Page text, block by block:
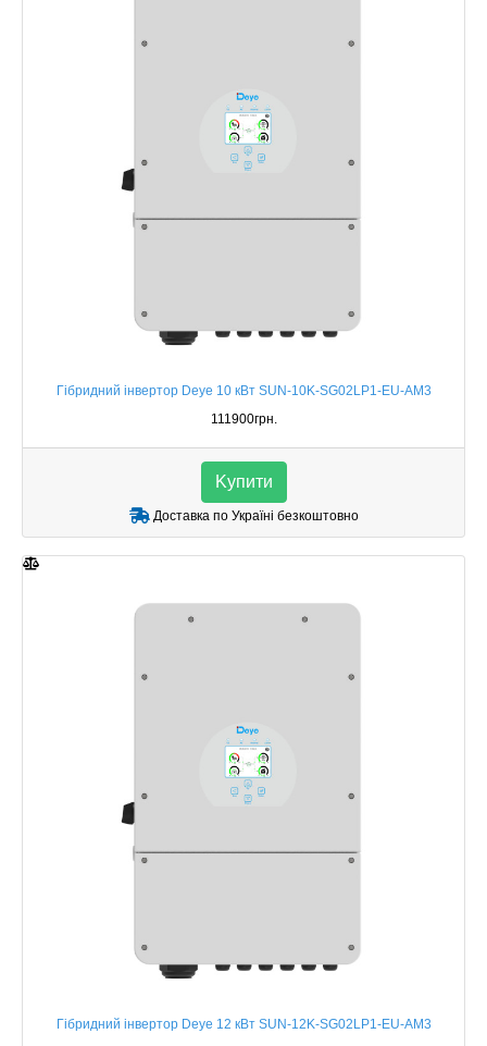
Гібридний інвертор Deye 10 кВт SUN-10K-SG02LP1-EU-AM3
111900грн.
Kупити
Доставка по Україні безкоштовно
Гібридний інвертор Deye 12 кВт SUN-12K-SG02LP1-EU-AM3